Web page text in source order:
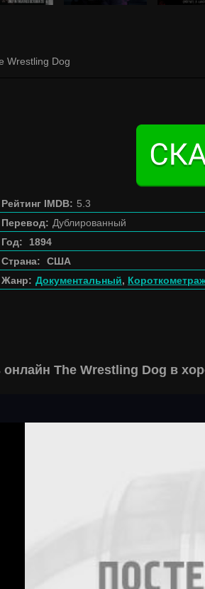
Wrestling Dog
Рейтинг IMDB: 5.3
Перевод: Дублированный
Год:
1894
Страна:
США
Жанр: Документальный,
The Wrestling Dog в